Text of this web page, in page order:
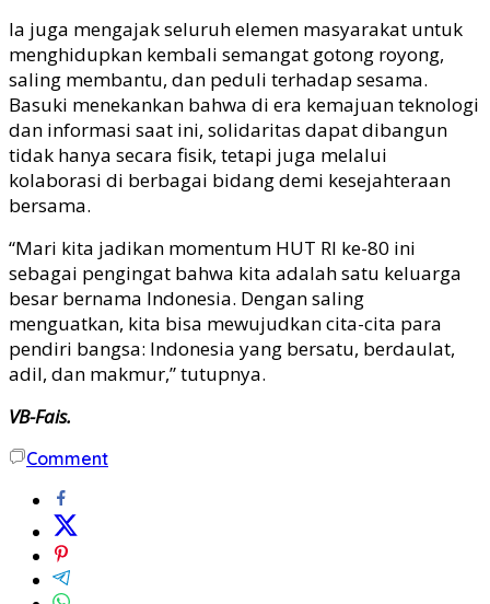
Ia juga mengajak seluruh elemen masyarakat untuk
menghidupkan kembali semangat gotong royong,
saling membantu, dan peduli terhadap sesama.
Basuki menekankan bahwa di era kemajuan teknologi
dan informasi saat ini, solidaritas dapat dibangun
tidak hanya secara fisik, tetapi juga melalui
kolaborasi di berbagai bidang demi kesejahteraan
bersama.
“Mari kita jadikan momentum HUT RI ke-80 ini
sebagai pengingat bahwa kita adalah satu keluarga
besar bernama Indonesia. Dengan saling
menguatkan, kita bisa mewujudkan cita-cita para
pendiri bangsa: Indonesia yang bersatu, berdaulat,
adil, dan makmur,” tutupnya.
VB-Fais.
Comment